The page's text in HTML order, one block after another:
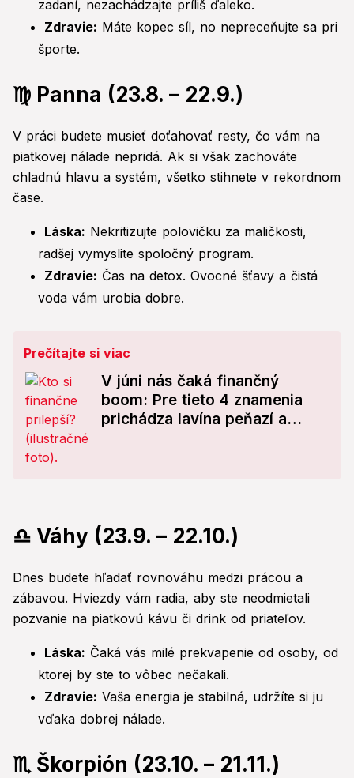
zadaní, nezachádzajte príliš ďaleko.
Zdravie: Máte kopec síl, no nepreceňujte sa pri
športe.
♍ Panna (23.8. – 22.9.)
V práci budete musieť doťahovať resty, čo vám na
piatkovej nálade nepridá. Ak si však zachováte
chladnú hlavu a systém, všetko stihnete v rekordnom
čase.
Láska: Nekritizujte polovičku za maličkosti,
radšej vymyslite spoločný program.
Zdravie: Čas na detox. Ovocné šťavy a čistá
voda vám urobia dobre.
Prečítajte si viac
V júni nás čaká finančný
boom: Pre tieto 4 znamenia
prichádza lavína peňazí a
♎ Váhy (23.9. – 22.10.)
Dnes budete hľadať rovnováhu medzi prácou a
zábavou. Hviezdy vám radia, aby ste neodmietali
pozvanie na piatkovú kávu či drink od priateľov.
Láska: Čaká vás milé prekvapenie od osoby, od
ktorej by ste to vôbec nečakali.
Zdravie: Vaša energia je stabilná, udržíte si ju
vďaka dobrej nálade.
♏ Škorpión (23.10. – 21.11.)